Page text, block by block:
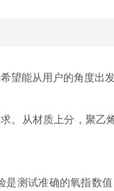
能从用户的角度出
。从材质上分，聚乙
测试准确的氧指数